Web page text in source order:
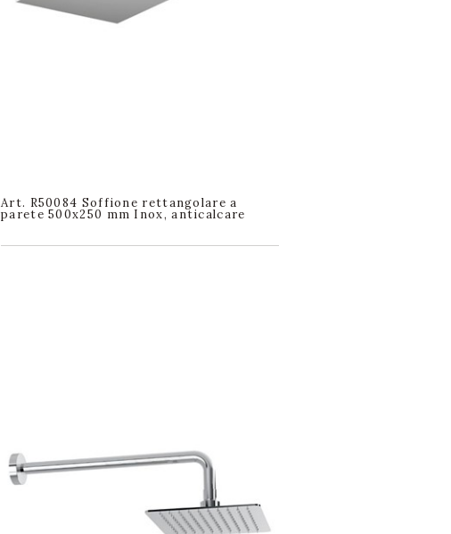
Art. R50084 Soffione rettangolare a
parete 500x250 mm Inox, anticalcare